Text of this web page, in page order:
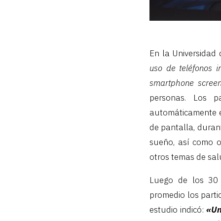
En la
uso de teléfonos
smartphone
personas. Los
automáticamente
de pantalla,
sueño, así como
otros temas de
Luego de los 30
promedio los
estudio indicó: